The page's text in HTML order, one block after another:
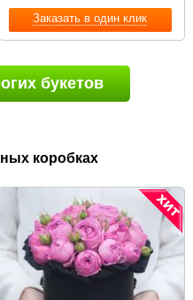
Заказать в один клик
букетов
коробках